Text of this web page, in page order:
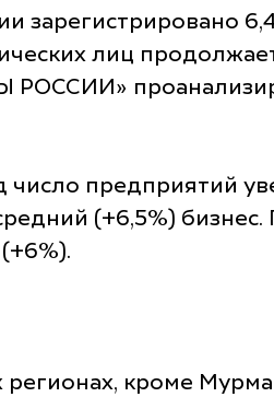
зарегистрировано
лиц
предприятий
(+6,5%)
кроме